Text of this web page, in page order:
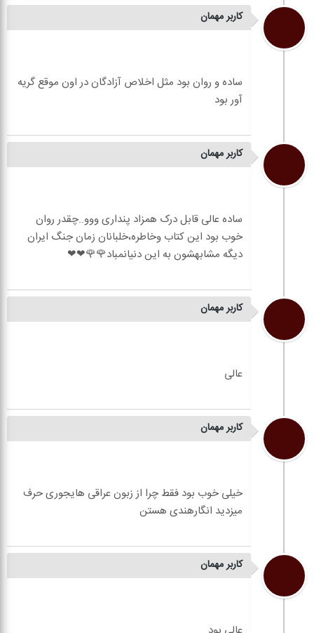
کاربر مهمان
ساده و روان بود مثل اخلاص آزادگان در اون موقع گریه
کاربر مهمان
ساده عالی قابل درک همزاد پنداری ووو..چقدر روان
خوب بود این کتاب وخاطره،خلبانان زمان جنگ ایران
کاربر مهمان
کاربر مهمان
خیلی خوب بود فقط چرا از زبون عراقی هایجوری حرف
کاربر مهمان